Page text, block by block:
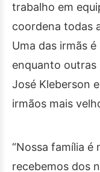
trabalho em
coordena todas
Uma das irmãs
enquanto outras
José Kleberson
irmãos mais
“Nossa família é
recebemos dos